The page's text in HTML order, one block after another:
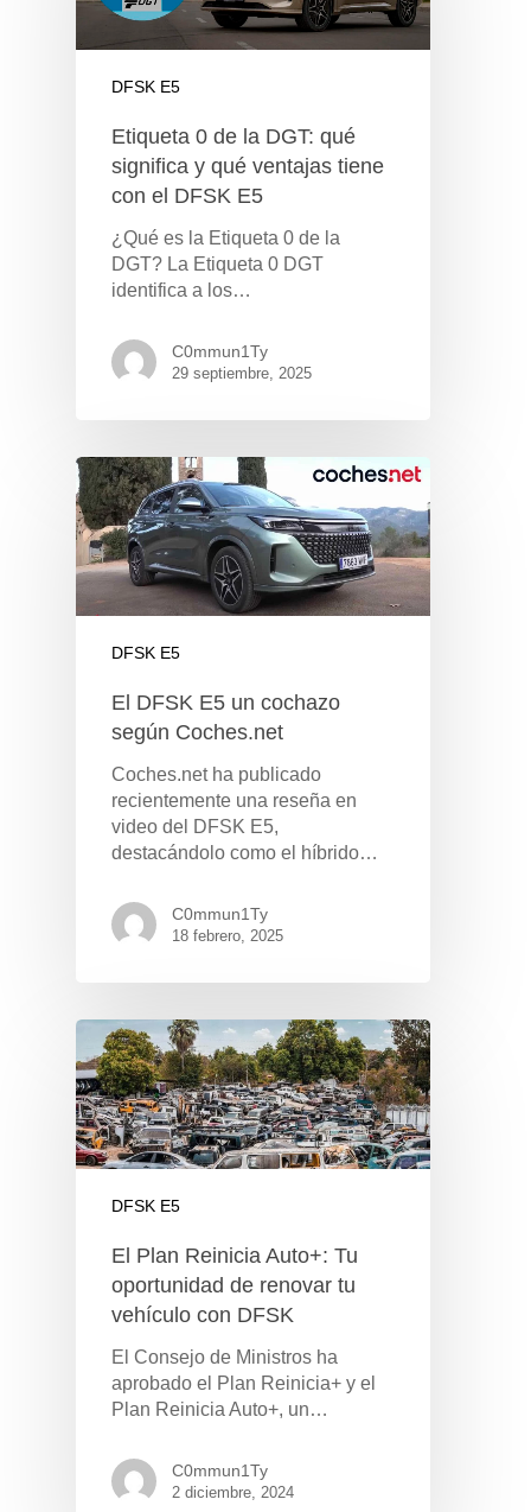
DFSK E5
Etiqueta 0 de la DGT: qué
significa y qué ventajas tiene
con el DFSK E5
¿Qué es la Etiqueta 0 de la
DGT? La Etiqueta 0 DGT
identifica a los…
C0mmun1Ty
29 septiembre, 2025
DFSK E5
El DFSK E5 un cochazo
según Coches.net
Coches.net ha publicado
recientemente una reseña en
video del DFSK E5,
destacándolo como el híbrido…
C0mmun1Ty
18 febrero, 2025
DFSK E5
El Plan Reinicia Auto+: Tu
oportunidad de renovar tu
vehículo con DFSK
El Consejo de Ministros ha
aprobado el Plan Reinicia+ y el
Plan Reinicia Auto+, un…
C0mmun1Ty
2 diciembre, 2024
DFSK E5
DFSK 600
RENTING
POSTVENTA
Mantenimiento
Accesorios
CONTACTO